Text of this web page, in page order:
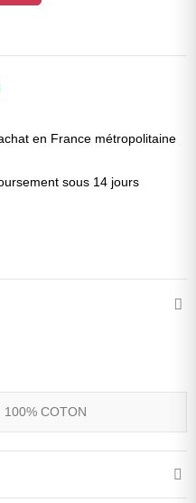
en France métropolitaine
sous 14 jours
100% COTON